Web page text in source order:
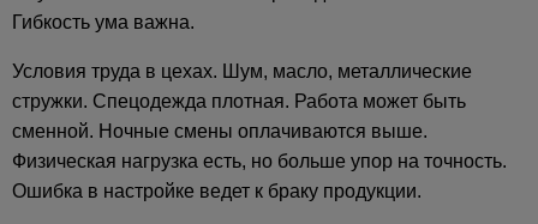
Гибкость ума важна.
Условия труда в цехах. Шум, масло, металлические
стружки. Спецодежда плотная. Работа может быть
сменной. Ночные смены оплачиваются выше.
Физическая нагрузка есть, но больше упор на точность.
Ошибка в настройке ведет к браку продукции.